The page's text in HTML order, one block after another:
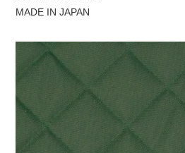
MADE IN JAPAN